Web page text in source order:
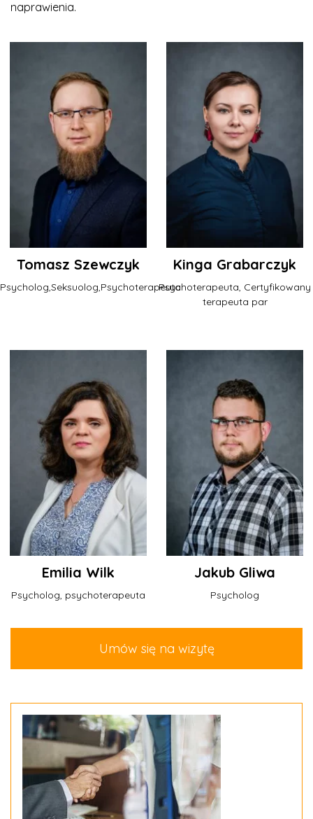
naprawienia.
Tomasz Szewczyk
Psycholog,Seksuolog,Psychoterapeuta
Kinga Grabarczyk
Psychoterapeuta, Certyfikowany
terapeuta par
Emilia Wilk
Psycholog, psychoterapeuta
Jakub Gliwa
Psycholog
Umów się na wizytę